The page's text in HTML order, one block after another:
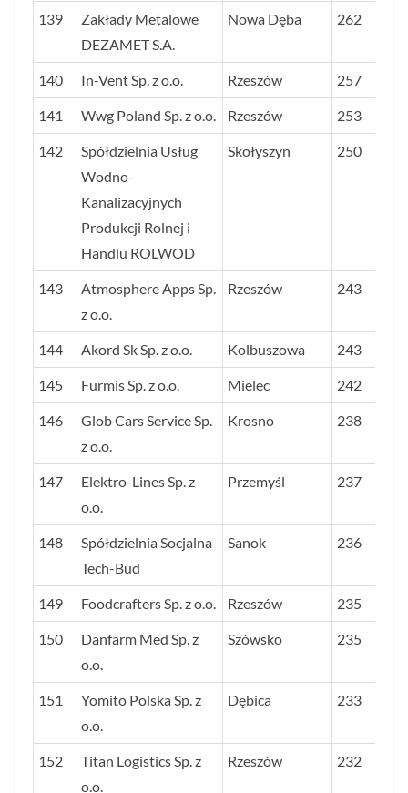
139
Zakłady Metalowe
DEZAMET S.A.
Nowa Dęba 262
140 In-Vent Sp. z o.o. Rzeszów 257
141 Wwg Poland Sp. z o.o. Rzeszów 253
142
Spółdzielnia Usług
Wodno-
Kanalizacyjnych
Produkcji Rolnej i
Handlu ROLWOD
Skołyszyn 250
143
Atmosphere Apps Sp.
z o.o.
Rzeszów 243
144 Akord Sk Sp. z o.o. Kolbuszowa 243
145 Furmis Sp. z o.o. Mielec 242
146
Glob Cars Service Sp.
z o.o.
Krosno 238
147
Elektro-Lines Sp. z
o.o.
Przemyśl 237
148
Spółdzielnia Socjalna
Tech-Bud
Sanok 236
149 Foodcrafters Sp. z o.o. Rzeszów 235
150
Danfarm Med Sp. z
o.o.
Szówsko 235
151
Yomito Polska Sp. z
o.o.
Dębica 233
152
Titan Logistics Sp. z
o.o.
Rzeszów 232